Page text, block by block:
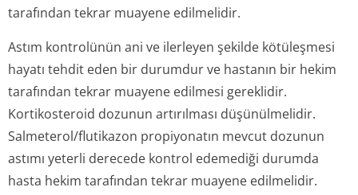
tarafından tekrar muayene edilmelidir.
Astım kontrolünün ani ve ilerleyen şekilde kötüleşmesi
hayatı tehdit eden bir durumdur ve hastanın bir hekim
tarafından tekrar muayene edilmesi gereklidir.
Kortikosteroid dozunun artırılması düşünülmelidir.
Salmeterol/flu­tikazon propiyonatın mevcut dozunun
astımı yeterli derecede kontrol edemediği durumda
hasta hekim tarafından tekrar muayene edilmelidir.